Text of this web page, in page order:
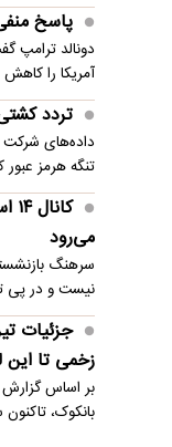
پاسخ
دونالد ترامپ
آمریکا را
تردد
داده‌های شرکت
تنگه هرمز عبور
می‌رود
سرهنگ
نیست و در پی
زخمی تا
بر اساس گزارش
بانکوک،